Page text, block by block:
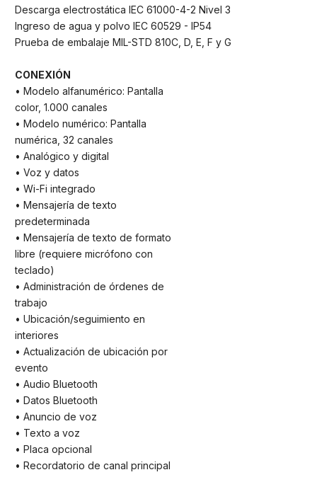
Descarga electrostática IEC 61000-4-2 Nivel 3
Ingreso de agua y polvo IEC 60529 - IP54
Prueba de embalaje MIL-STD 810C, D, E, F y G
CONEXIÓN
• Modelo alfanumérico: Pantalla
color, 1.000 canales
• Modelo numérico: Pantalla
numérica, 32 canales
• Analógico y digital
• Voz y datos
• Wi-Fi integrado
• Mensajería de texto
predeterminada
• Mensajería de texto de formato
libre (requiere micrófono con
teclado)
• Administración de órdenes de
trabajo
• Ubicación/seguimiento en
interiores
• Actualización de ubicación por
evento
• Audio Bluetooth
• Datos Bluetooth
• Anuncio de voz
• Texto a voz
• Placa opcional
• Recordatorio de canal principal